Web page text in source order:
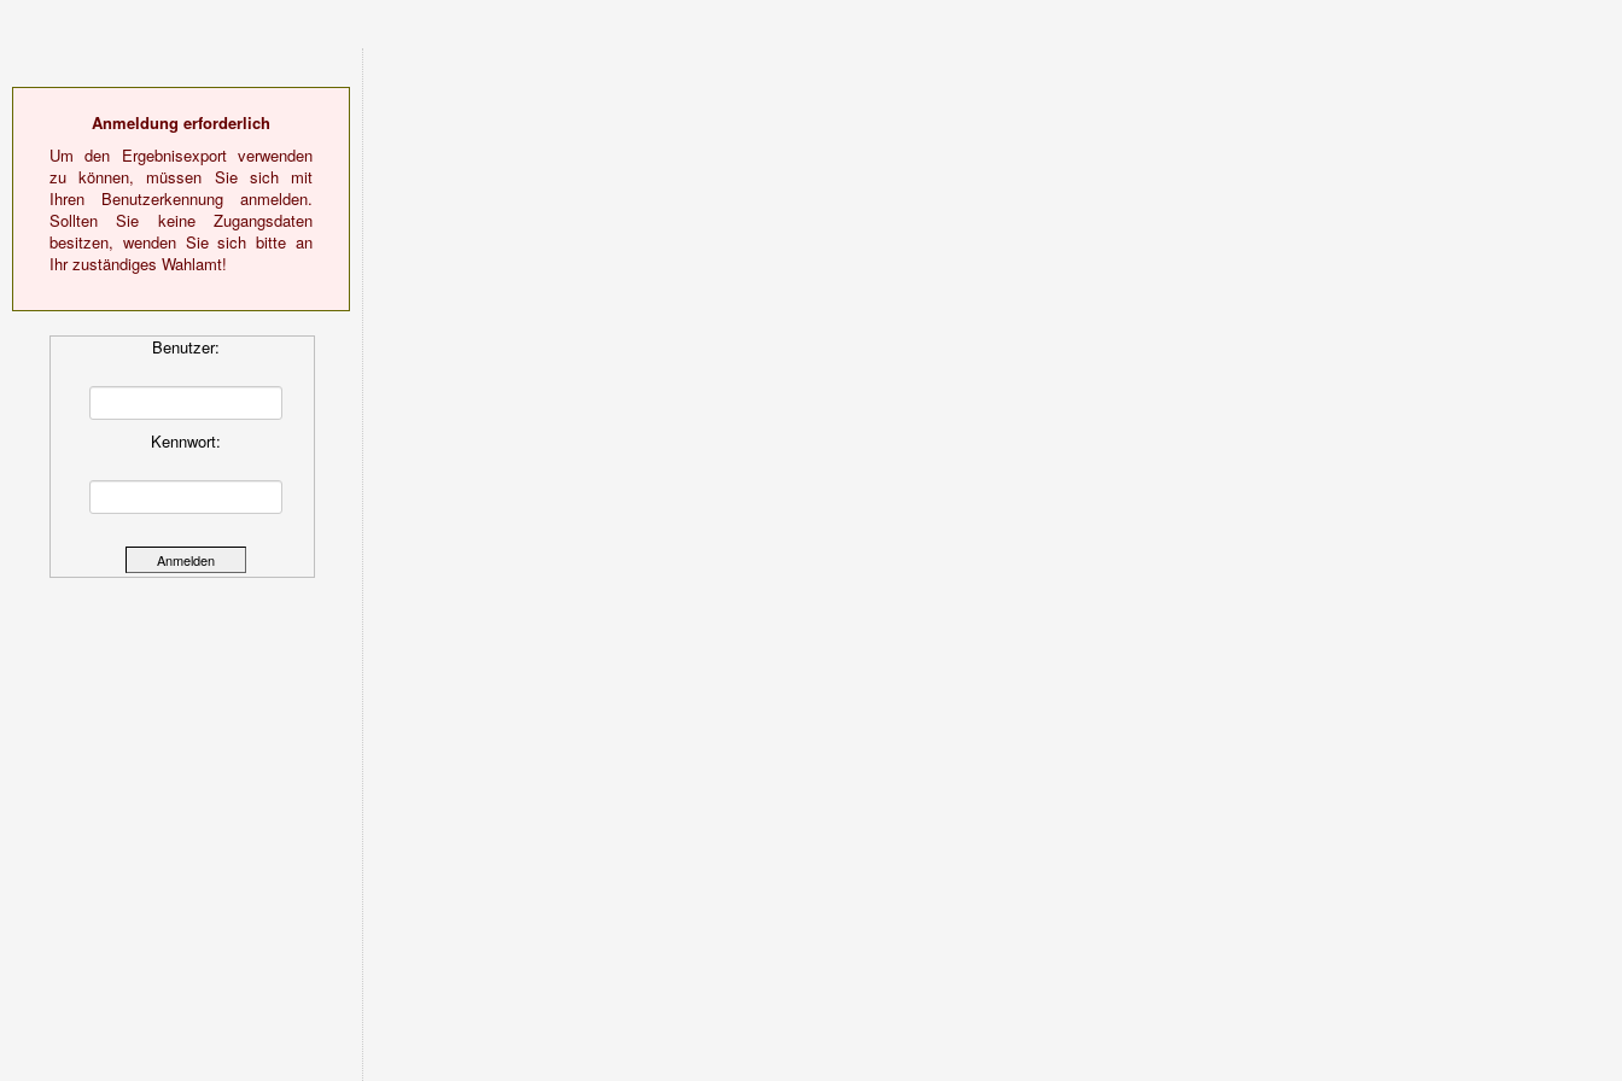
Anmeldung erforderlich
Um den Ergebnisexport verwenden
zu können, müssen Sie sich mit
Ihren Benutzerkennung anmelden.
Sollten Sie keine Zugangsdaten
besitzen, wenden Sie sich bitte an
Ihr zuständiges Wahlamt!
Benutzer:
Kennwort: